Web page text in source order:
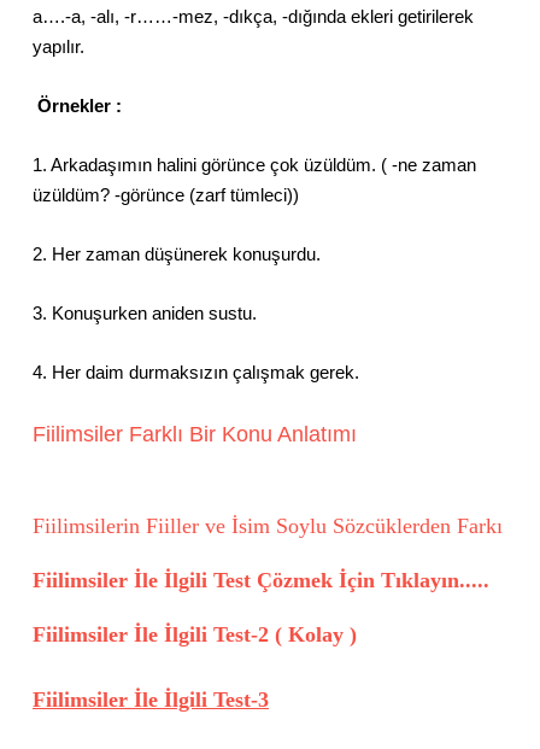
a….-a, -alı, -r……-mez, -dıkça, -dığında ekleri getirilerek
yapılır.
Örnekler :
1. Arkadaşımın halini görünce çok üzüldüm. ( -ne zaman
üzüldüm? -görünce (zarf tümleci))
2. Her zaman düşünerek konuşurdu.
3. Konuşurken aniden sustu.
4. Her daim durmaksızın çalışmak gerek.
Fiilimsiler Farklı Bir Konu Anlatımı
Fiilimsilerin Fiiller ve İsim Soylu Sözcüklerden Farkı
Fiilimsiler İle İlgili Test Çözmek İçin Tıklayın.....
Fiilimsiler İle İlgili Test-2 ( Kolay )
Fiilimsiler İle İlgili Test-3